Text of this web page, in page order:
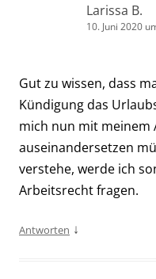
Larissa B.
10. Juni 2020
Gut zu wissen, dass
Kündigung das
mich nun mit meinem
auseinandersetzen
verstehe, werde ich
Arbeitsrecht fragen.
Antworten ↓